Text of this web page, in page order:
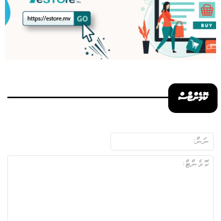
ކޮމެންޓްސް